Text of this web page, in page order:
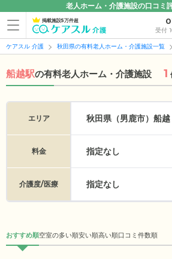
老人ホーム・介護施設の口コミ
掲載施設5万件超
受付
ケアスル 介護 秋田県の有料老人ホーム・介護施設一覧
船越駅の有料老人ホーム・介護施設 1
エリア 秋田県（男鹿市） 船越
料金 指定なし
介護度/医療 指定なし
おすすめ順空室の多い順安い順高い順口コミ件数順